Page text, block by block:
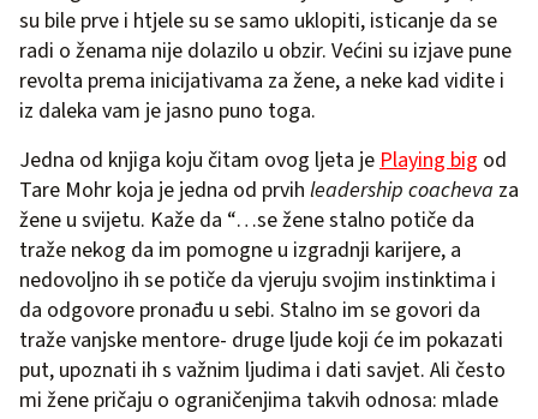
su bile prve i htjele su se samo uklopiti, isticanje da se
radi o ženama nije dolazilo u obzir. Većini su izjave pune
revolta prema inicijativama za žene, a neke kad vidite i
iz daleka vam je jasno puno toga.
Jedna od knjiga koju čitam ovog ljeta jePlaying big od
Tare Mohr koja je jedna od prvih leadership coacheva za
žene u svijetu. Kaže da “…se žene stalno potiče da
traže nekog da im pomogne u izgradnji karijere, a
nedovoljno ih se potiče da vjeruju svojim instinktima i
da odgovore pronađu u sebi. Stalno im se govori da
traže vanjske mentore- druge ljude koji će im pokazati
put, upoznati ih s važnim ljudima i dati savjet. Ali često
mi žene pričaju o ograničenjima takvih odnosa: mlade